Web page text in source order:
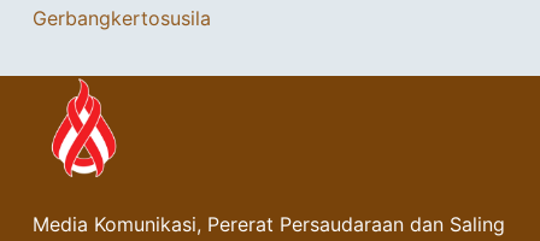
Gerbangkertosusila
Media Komunikasi, Pererat Persaudaraan dan Saling